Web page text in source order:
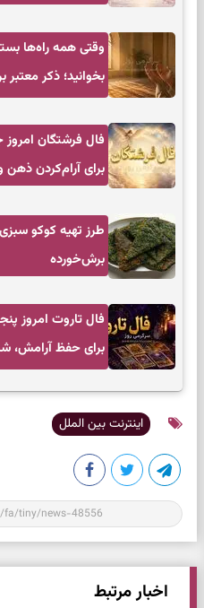
وقتی همه راه‌ها
بخوانید؛ ذکر
برای آرام‌کردن
طرز تهیه کوکو
برش‌خورده
برای حفظ آرامش،
اینترنت بین الملل
اخبار مرتبط